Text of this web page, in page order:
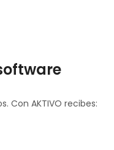
Con AKTIVO recibes: